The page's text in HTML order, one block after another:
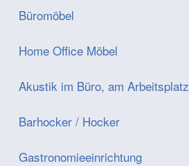
Büromöbel
Home Office Möbel
Akustik im Büro, am Arbeitsplatz
Barhocker / Hocker
Gastronomieeinrichtung